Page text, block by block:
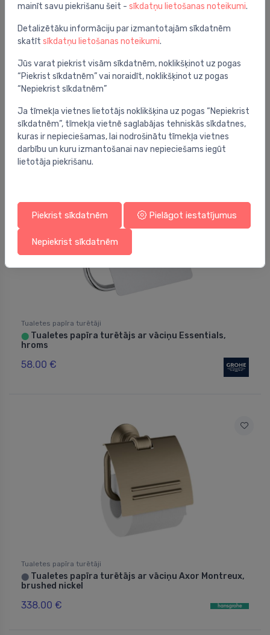
Tualetes papīra turētāji
33.00 €
Tualetes papīra turētāji
⬤ Tualetes papīra turētājs ar vāciņu Essentials,
hroms
58.00 €
Tualetes papīra turētāji
⬤ Tualetes papīra turētājs ar vāciņu Axor Montreux,
brushed nickel
338.00 €
mainīt savu piekrišanu šeit - sīkdatņu lietošanas noteikumi.
Detalizētāku informāciju par izmantotajām sīkdatnēm
skatīt sīkdatņu lietošanas noteikumi.
Jūs varat piekrist visām sīkdatnēm, noklikšķinot uz pogas
“Piekrist sīkdatnēm” vai noraidīt, noklikšķinot uz pogas
“Nepiekrist sīkdatnēm”
Ja tīmekļa vietnes lietotājs noklikšķina uz pogas “Nepiekrist
sīkdatnēm”, tīmekļa vietnē saglabājas tehniskās sīkdatnes,
kuras ir nepieciešamas, lai nodrošinātu tīmekļa vietnes
darbību un kuru izmantošanai nav nepieciešams iegūt
lietotāja piekrišanu.
Piekrist sīkdatnēm Pielāgot iestatījumus
Nepiekrist sīkdatnēm